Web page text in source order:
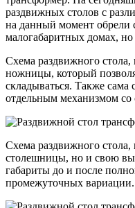
раздвижных столов с
на данный момент обрели
малогабаритных домах,
Схема раздвижного
ножницы, который
складываться. Также сама
отдельным механизмом
Схема раздвижного стола,
столешницы, но и свою
габариты до и после
промежуточных вариации.